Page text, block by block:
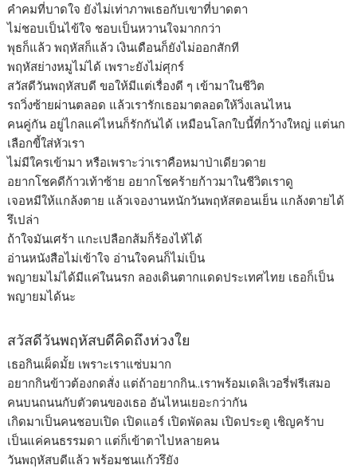
คำคมที่บาดใจ ยังไม่เท่าภาพเธอกับเขาที่บาดตา
ไม่ชอบเป็นไข้ใจ ชอบเป็นหวานใจมากกว่า
พุธก็แล้ว พฤหัสก็แล้ว เงินเดือนก็ยังไม่ออกสักที
พฤหัสย่างหมูไม่ได้ เพราะยังไม่ศุกร์
สวัสดีวันพฤหัสบดี ขอให้มีแต่เรื่องดี ๆ เข้ามาในชีวิต
รถวิ่งซ้ายผ่านตลอด แล้วเรารักเธอมาตลอดให้วิ่งเลนไหน
คนคู่กัน อยู่ไกลแค่ไหนก็รักกันได้ เหมือนโลกใบนี้ที่กว้างใหญ่ แต่นก
เลือกขี้ใส่หัวเรา
ไม่มีใครเข้ามา หรือเพราะว่าเราคือหมาป่าเดียวดาย
อยากโชคดีก้าวเท้าซ้าย อยากโชคร้ายก้าวมาในชีวิตเราดู
เจอหมีให้แกล้งตาย แล้วเจองานหนักวันพฤหัสตอนเย็น แกล้งตายได้
รึเปล่า
ถ้าใจมันเศร้า แกะเปลือกส้มก็ร้องไห้ได้
อ่านหนังสือไม่เข้าใจ อ่านใจคนก็ไม่เป็น
พญายมไม่ได้มีแค่ในนรก ลองเดินตากแดดประเทศไทย เธอก็เป็น
พญายมได้นะ
สวัสดีวันพฤหัสบดีคิดถึงห่วงใย
เธอกินเผ็ดมั้ย เพราะเราแซ่บมาก
อยากกินข้าวต้องกดสั่ง แต่ถ้าอยากกิน..เราพร้อมเดลิเวอรี่ฟรีเสมอ
คนบนถนนกับตัวตนของเธอ อันไหนเยอะกว่ากัน
เกิดมาเป็นคนชอบเปิด เปิดแอร์ เปิดพัดลม เปิดประตู เชิญคร้าบ
เป็นแค่คนธรรมดา แต่ก็เข้าตาไปหลายคน
วันพฤหัสบดีแล้ว พร้อมชนแก้วรึยัง